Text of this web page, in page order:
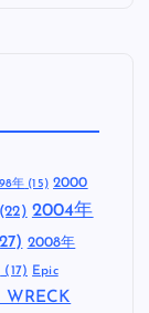
年 (15) 2000
(22) 2004年
2008年
(17) Epic
WRECK